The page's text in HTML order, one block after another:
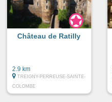
Château de Ratilly
2.9 km
TREIGNY-PERREUSE-SAINTE-
COLOMBE